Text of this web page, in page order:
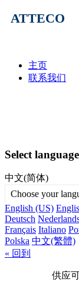
ATTECO
主页
联系我们
Select language
中文(简体)
Choose your
English (US)
Deutsch
Français Italiano
Polska 中文(繁體)
« 回到
供应